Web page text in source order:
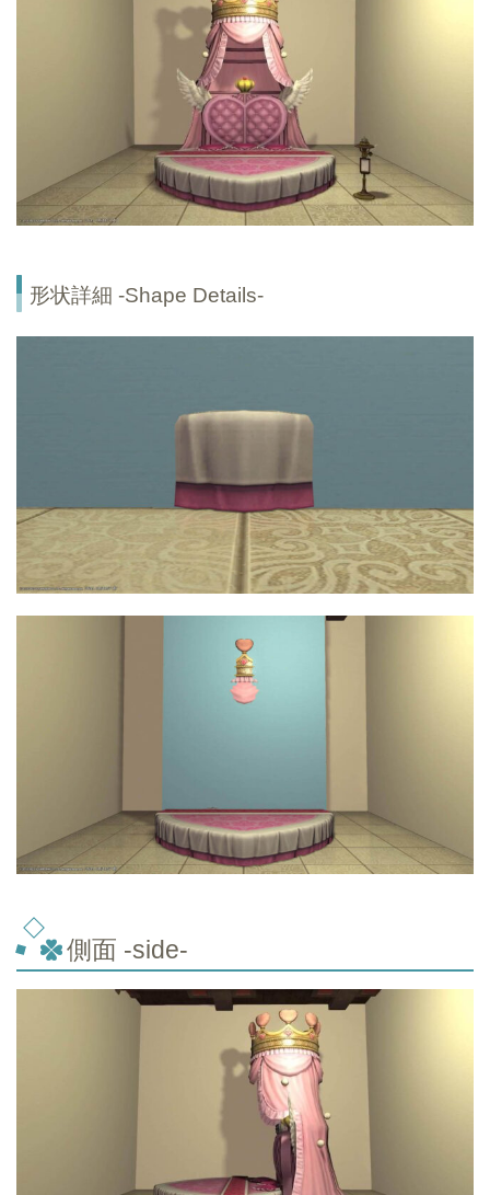
形状詳細 -Shape Details-
側面 -side-